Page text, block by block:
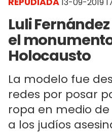
Luli
el
Holocausto
La modelo fue
redes por posar
ropa en medio
a los judíos